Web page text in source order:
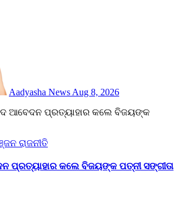
Aadyasha News Aug 8, 2026
ରାଜନୀତି
ପ୍ରତ୍ୟାହାର କଲେ ବିଜୟଙ୍କ ପତ୍ନୀ ସଙ୍ଗୀତା